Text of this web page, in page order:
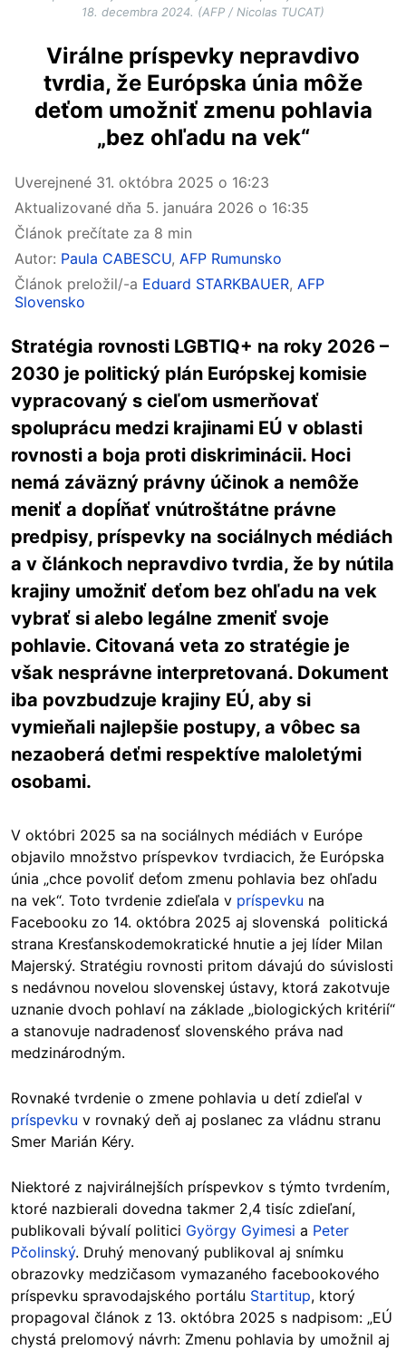
18. decembra 2024. (AFP / Nicolas TUCAT)
Virálne príspevky nepravdivo
tvrdia, že Európska únia môže
deťom umožniť zmenu pohlavia
„bez ohľadu na vek“
Uverejnené 31. októbra 2025 o 16:23
Aktualizované dňa 5. januára 2026 o 16:35
Článok prečítate za 8 min
Autor: Paula CABESCU, AFP Rumunsko
Článok preložil/-a Eduard STARKBAUER, AFP
Slovensko
Stratégia rovnosti LGBTIQ+ na roky 2026 –
2030 je politický plán Európskej komisie
vypracovaný s cieľom usmerňovať
spoluprácu medzi krajinami EÚ v oblasti
rovnosti a boja proti diskriminácii. Hoci
nemá záväzný právny účinok a nemôže
meniť a dopĺňať vnútroštátne právne
predpisy, príspevky na sociálnych médiách
a v článkoch nepravdivo tvrdia, že by nútila
krajiny umožniť deťom bez ohľadu na vek
vybrať si alebo legálne zmeniť svoje
pohlavie. Citovaná veta zo stratégie je
však nesprávne interpretovaná. Dokument
iba povzbudzuje krajiny EÚ, aby si
vymieňali najlepšie postupy, a vôbec sa
nezaoberá deťmi respektíve maloletými
osobami.
V októbri 2025 sa na sociálnych médiách v Európe
objavilo množstvo príspevkov tvrdiacich, že Európska
únia „chce povoliť deťom zmenu pohlavia bez ohľadu
na vek“. Toto tvrdenie zdieľala v príspevku na
Facebooku zo 14. októbra 2025 aj slovenská politická
strana Kresťanskodemokratické hnutie a jej líder Milan
Majerský. Stratégiu rovnosti pritom dávajú do súvislosti
s nedávnou novelou slovenskej ústavy, ktorá zakotvuje
uznanie dvoch pohlaví na základe „biologických kritérií“
a stanovuje nadradenosť slovenského práva nad
medzinárodným.
Rovnaké tvrdenie o zmene pohlavia u detí zdieľal v
príspevku v rovnaký deň aj poslanec za vládnu stranu
Smer Marián Kéry.
Niektoré z najvirálnejších príspevkov s týmto tvrdením,
ktoré nazbierali dovedna takmer 2,4 tisíc zdieľaní,
publikovali bývalí politici György Gyimesi a Peter
Pčolinský. Druhý menovaný publikoval aj snímku
obrazovky medzičasom vymazaného facebookového
príspevku spravodajského portálu Startitup, ktorý
propagoval článok z 13. októbra 2025 s nadpisom: „EÚ
chystá prelomový návrh: Zmenu pohlavia by umožnil aj